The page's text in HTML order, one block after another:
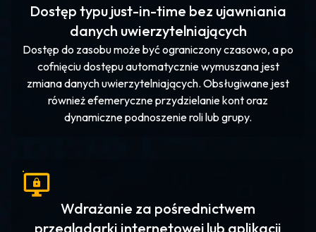
Dostęp typu just-in-time bez ujawniania
danych uwierzytelniających
Dostęp do zasobu może być ograniczony czasowo, a po
cofnięciu dostępu automatycznie wymuszana jest
zmiana danych uwierzytelniających. Obsługiwane jest
również efemeryczne przydzielanie kont oraz
dynamiczne podnoszenie roli lub grupy.
Wdrażanie za pośrednictwem
przeglądarki internetowej lub aplikacji